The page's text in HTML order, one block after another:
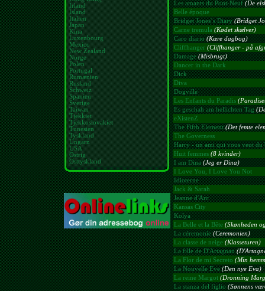
Irland
Island
Italien
Japan
Kina
Luxenbourg
Mexico
New Zealand
Norge
Polen
Portugal
Rumænien
Rusland
Schweiz
Spanien
Sverige
Taiwan
Tjekkiet
Tjekkoslovakiet
Tunesien
Tyskland
Ungarn
USA
Østrig
Østtyskland
Les amants du Pont-Neuf (De
Belle époque
Bridget Jones´s Diary (Bridget
Carne tremula (Kødet skælver)
Caro diario (Kære dagbog)
Cliffhanger (Cliffhanger - på
Damage (Misbrugt)
Dancer in the Dark
Dick
Diva
Dogville
Les Enfants du Paradis
Es geschah am hellichten Tag
eXistenZ
The Fifth Element (Det femte
The Governess
Harry - un ami qui vous veut du
Huit femmes (8 kvinder)
I am Dina (Jeg er Dina)
I Love You, I Love You Not
Idioterne
Jack & Sarah
Jeanne d'Arc
Kansas City
Kolya
La Belle et la Bête (Skønheden
La céremonie (Ceremonien)
La classe de neige (Klasseturen)
La fille de D'Artagnan
La Flor de mi Secreto (Min
La Nouvelle Eve (Den nye Eva)
La reine Margot (Dronning
La stanza del figlio (Sønnens